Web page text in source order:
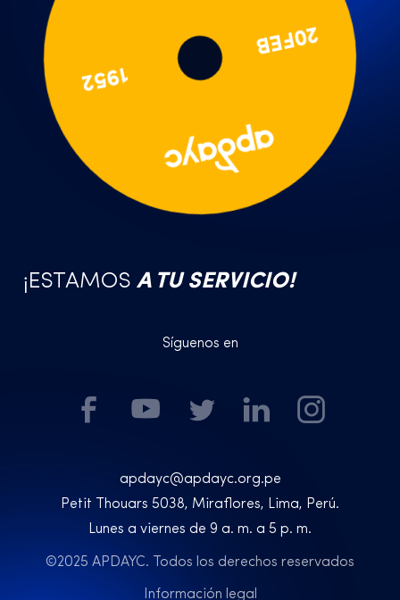
20FEB
¡ESTAMOS A TU SERVICIO!
Síguenos en
apdayc@apdayc.org.pe
Petit Thouars 5038, Miraflores, Lima, Perú.
Lunes a viernes de 9 a. m. a 5 p. m.
©2025 APDAYC. Todos los derechos reservados
Información legal